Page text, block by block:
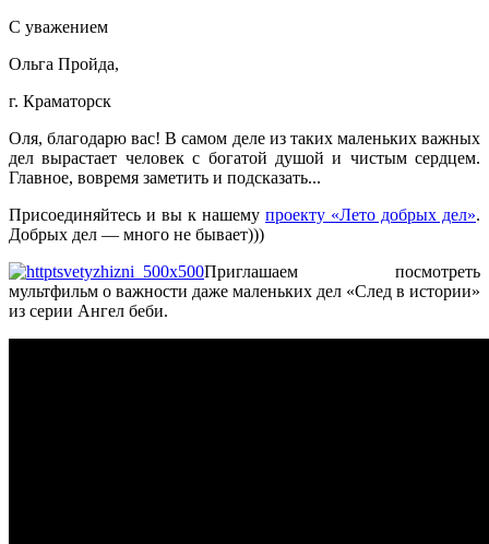
С уважением
Ольга Пройда,
г. Краматорск
Оля, благодарю вас! В самом деле из таких маленьких важных
дел вырастает человек с богатой душой и чистым сердцем.
Главное, вовремя заметить и подсказать...
Присоединяйтесь и вы к нашему проекту «Лето добрых дел».
Добрых дел — много не бывает)))
Приглашаем посмотреть
мультфильм о важности даже маленьких дел «След в истории»
из серии Ангел беби.